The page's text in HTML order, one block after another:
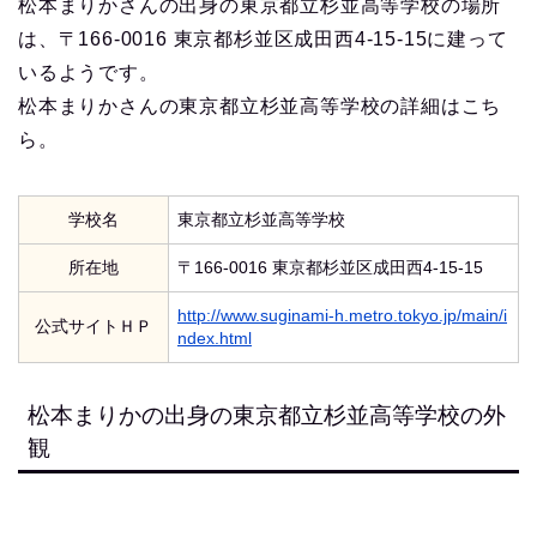
松本まりかさんの出身の東京都立杉並高等学校の場所
は、〒166-0016 東京都杉並区成田西4-15-15に建って
いるようです。
松本まりかさんの東京都立杉並高等学校の詳細はこち
ら。
学校名 東京都立杉並高等学校
所在地 〒166-0016 東京都杉並区成田西4-15-15
公式サイトＨＰ
http://www.suginami-h.metro.tokyo.jp/main/i
ndex.html
松本まりかの出身の東京都立杉並高等学校の外
観